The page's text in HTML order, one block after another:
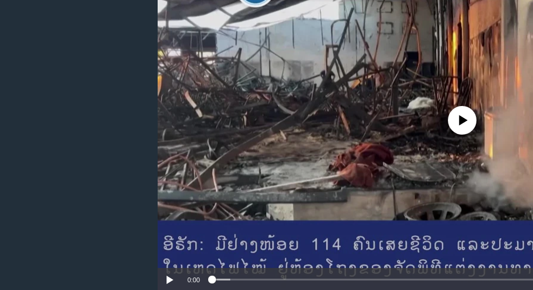
No media source currently
0:00